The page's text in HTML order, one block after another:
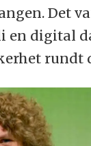
Det
en digital
rundt